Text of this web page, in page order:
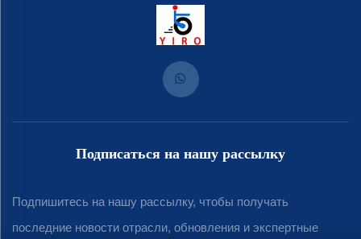
Подписаться на нашу рассылку
Подпишитесь на нашу рассылку, чтобы получать
последние новости отрасли, обновления и экспертные